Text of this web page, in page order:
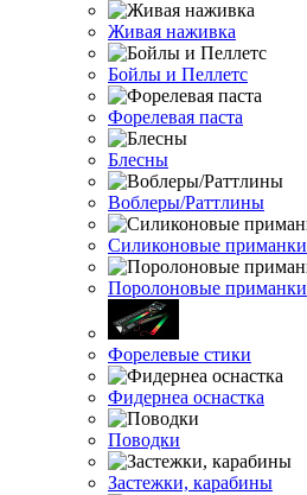
Живая наживка
Бойлы и Пеллетс
Форелевая паста
Блесны
Воблеры/Раттлины
Силиконовые приманки
Поролоновые приманки
Форелевые стики
Фидернеа оснастка
Поводки
Застежки, карабины